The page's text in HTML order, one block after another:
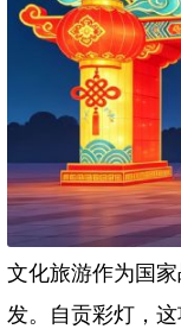
文化旅游作为国
发。自贡彩灯，